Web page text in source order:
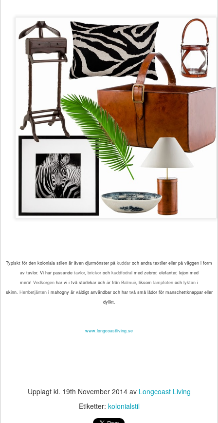
Typiskt för den koloniala stilen är även djurmönster på kuddar och andra textiler eller på väggen i form
av tavlor. Vi har passande tavlor, brickoroch kuddfodralmed zebror, elefanter, lejon med
mera! Vedkorgen har vi i två storlekar och är från Balmuir, liksom lampfoten och lyktan i
skinn. Herrbetjänteni mahogny är väldigt användbar och har två små lådor för manschettknappareller
dylikt.
www.longcoastliving.se
Upplagt kl. 19th November 2014av Longcoast Living
Etiketter: kolonialstil